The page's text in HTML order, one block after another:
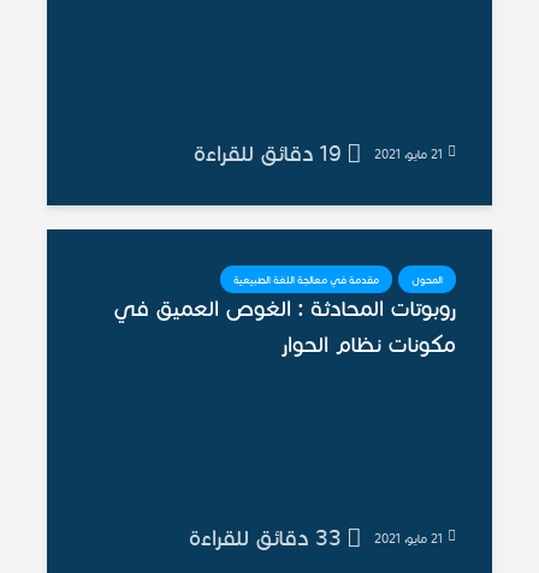
21 مايو، 2021 19 دقائق للقراءة
المحول مقدمة في معالجة اللغة الطبيعية
روبوتات المحادثة : الغوص العميق في
مكونات نظام الحوار
21 مايو، 2021 33 دقائق للقراءة